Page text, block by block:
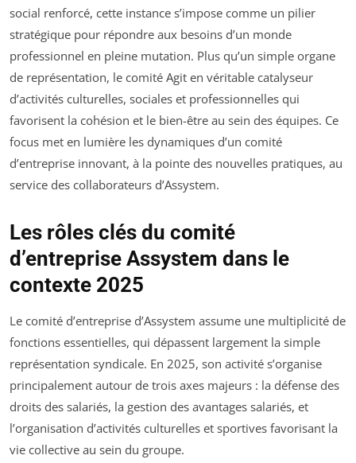
social renforcé, cette instance s’impose comme un pilier
stratégique pour répondre aux besoins d’un monde
professionnel en pleine mutation. Plus qu’un simple organe
de représentation, le comité Agit en véritable catalyseur
d’activités culturelles, sociales et professionnelles qui
favorisent la cohésion et le bien-être au sein des équipes. Ce
focus met en lumière les dynamiques d’un comité
d’entreprise innovant, à la pointe des nouvelles pratiques, au
service des collaborateurs d’Assystem.
Les rôles clés du comité
d’entreprise Assystem dans le
contexte 2025
Le comité d’entreprise d’Assystem assume une multiplicité de
fonctions essentielles, qui dépassent largement la simple
représentation syndicale. En 2025, son activité s’organise
principalement autour de trois axes majeurs : la défense des
droits des salariés, la gestion des avantages salariés, et
l’organisation d’activités culturelles et sportives favorisant la
vie collective au sein du groupe.